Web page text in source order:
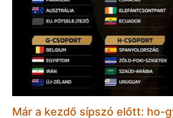
Már a kezdő sípszó előtt: ho-